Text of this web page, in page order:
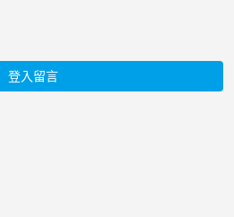
登入留言